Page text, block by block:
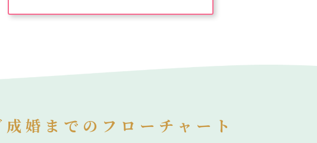
成婚までのフローチャート